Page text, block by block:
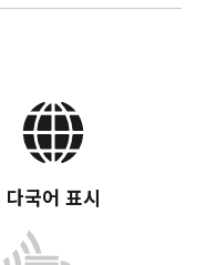
다국어 표시